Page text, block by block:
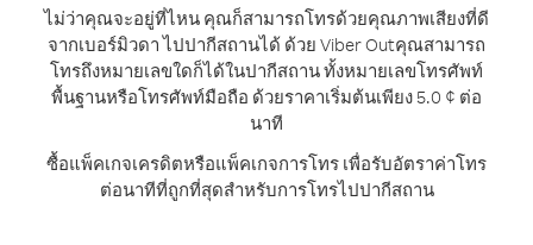
ไม่ว่าคุณจะอยู่ที่ไหน คุณก็สามารถโทรด้วยคุณภาพเสียงที่ดี
จากเบอร์มิวดา ไปปากีสถานได้ ด้วย Viber Outคุณสามารถ
โทรถึงหมายเลขใดก็ได้ในปากีสถาน ทั้งหมายเลขโทรศัพท์
พื้นฐานหรือโทรศัพท์มือถือ ด้วยราคาเริ่มต้นเพียง 5.0 ¢ ต่อ
นาที
ซื้อแพ็คเกจเครดิตหรือแพ็คเกจการโทร เพื่อรับอัตราค่าโทร
ต่อนาทีที่ถูกที่สุดสำหรับการโทรไปปากีสถาน